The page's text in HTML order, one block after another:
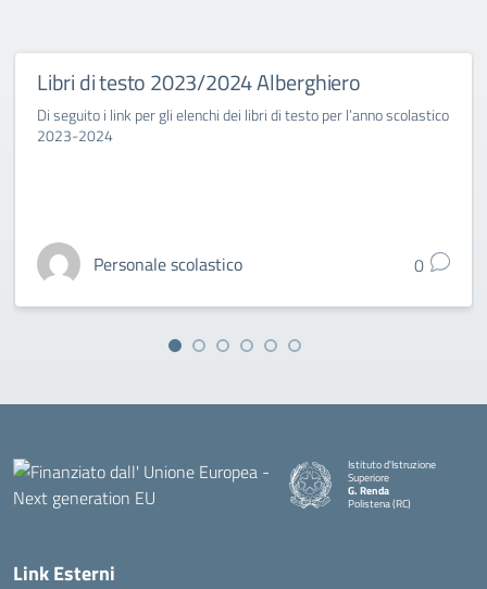
Libri di testo 2023/2024 Alberghiero
Di seguito i link per gli elenchi dei libri di testo per l’anno scolastico
2023-2024
Personale scolastico 0
Istituto d'Istruzione
Superiore
G. Renda
Polistena (RC)
Link Esterni